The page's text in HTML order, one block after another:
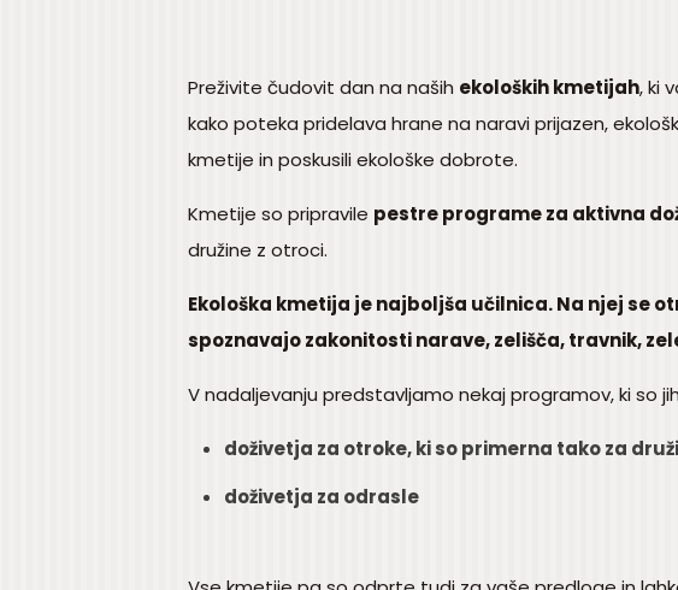
Preživite čudovit dan na naših ekoloških kmetijah, ki
kako poteka pridelava hrane na naravi prijazen,
kmetije in poskusili ekološke dobrote.
Kmetije so pripravile pestre programe za aktivna
družine z otroci.
Ekološka kmetija je najboljša učilnica. Na njej se
spoznavajo zakonitosti narave, zelišča, travnik,
V nadaljevanju predstavljamo nekaj programov, ki so
doživetja za otroke, ki so primerna tako za
doživetja za odrasle